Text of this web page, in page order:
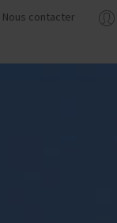
Nous contacter